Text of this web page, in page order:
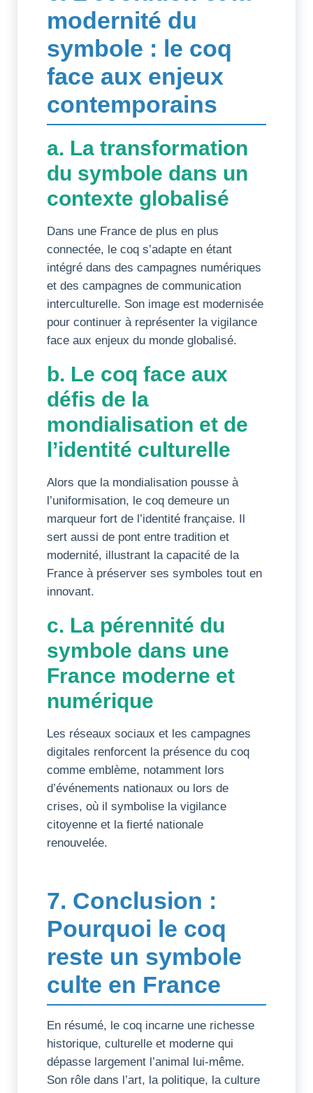
modernité du
symbole : le coq
face aux enjeux
contemporains
a. La transformation
du symbole dans un
contexte globalisé
Dans une France de plus en plus
connectée, le coq s’adapte en étant
intégré dans des campagnes numériques
et des campagnes de communication
interculturelle. Son image est modernisée
pour continuer à représenter la vigilance
face aux enjeux du monde globalisé.
b. Le coq face aux
défis de la
mondialisation et de
l’identité culturelle
Alors que la mondialisation pousse à
l’uniformisation, le coq demeure un
marqueur fort de l’identité française. Il
sert aussi de pont entre tradition et
modernité, illustrant la capacité de la
France à préserver ses symboles tout en
innovant.
c. La pérennité du
symbole dans une
France moderne et
numérique
Les réseaux sociaux et les campagnes
digitales renforcent la présence du coq
comme emblème, notamment lors
d’événements nationaux ou lors de
crises, où il symbolise la vigilance
citoyenne et la fierté nationale
renouvelée.
7. Conclusion :
Pourquoi le coq
reste un symbole
culte en France
En résumé, le coq incarne une richesse
historique, culturelle et moderne qui
dépasse largement l’animal lui-même.
Son rôle dans l’art, la politique, la culture